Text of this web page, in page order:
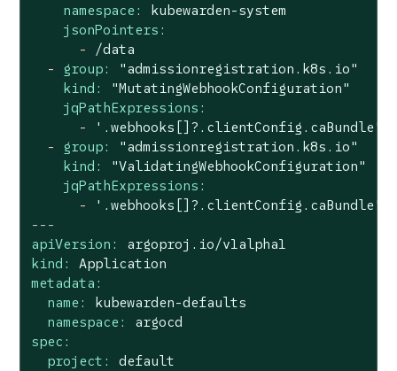
namespace:
kubewarden-system
jsonPointers:
-
/data
-
group:
"admissionregistration.k8s.io"
kind:
"MutatingWebhookConfiguration"
jqPathExpressions:
-
'.webhooks[]?.clientConfig.caBundle'
-
group:
"admissionregistration.k8s.io"
kind:
"ValidatingWebhookConfiguration"
jqPathExpressions:
-
'.webhooks[]?.clientConfig.caBundle'
---
apiVersion:
argoproj.io/v1alpha1
kind:
Application
metadata:
name:
kubewarden-defaults
namespace:
argocd
spec:
project:
default